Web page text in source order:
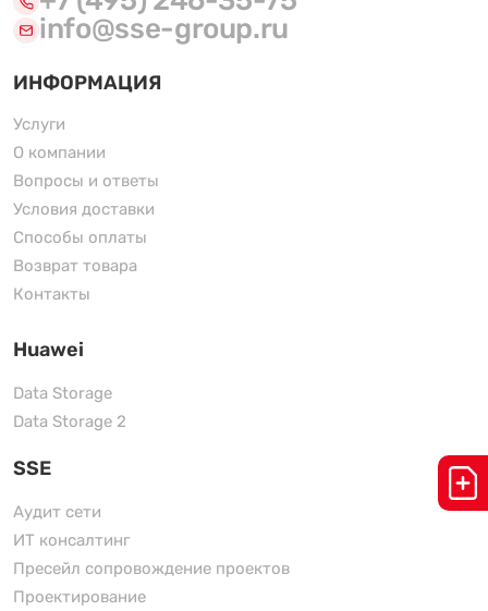
info@sse-group.ru
ИНФОРМАЦИЯ
Услуги
О компании
Вопросы и ответы
Условия доставки
Способы оплаты
Возврат товара
Контакты
Huawei
Data Storage
Data Storage 2
SSE
Аудит сети
ИТ консалтинг
Пресейл сопровождение проектов
Проектирование